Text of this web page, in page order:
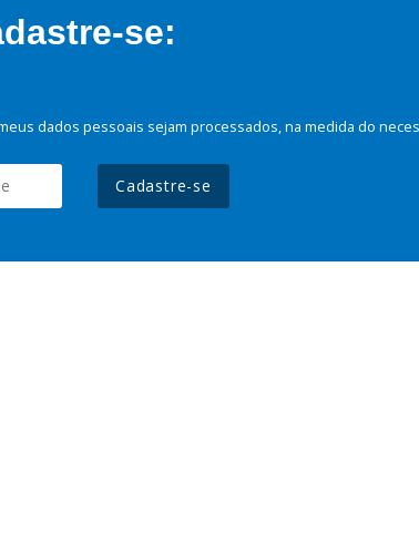
se:
dados pessoais sejam processados, na medida do
Cadastre-se